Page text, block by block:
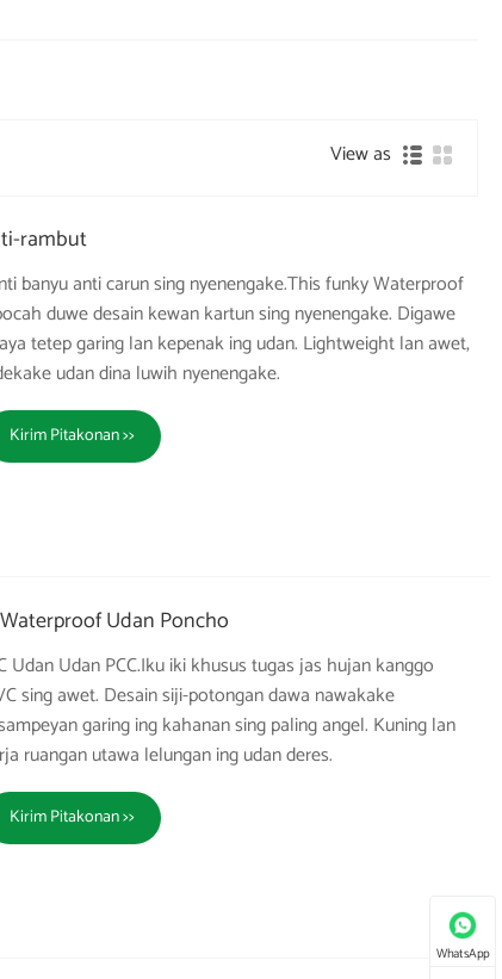
View as
rambut
banyu anti carun sing nyenengake.This funky Waterproof
duwe desain kewan kartun sing nyenengake. Digawe
tetep garing lan kepenak ing udan. Lightweight lan awet,
udan dina luwih nyenengake.
Kirim Pitakonan >>
Udan Poncho
Udan Udan PCC.Iku iki khusus tugas jas hujan kanggo
sing awet. Desain siji-potongan dawa nawakake
garing ing kahanan sing paling angel. Kuning lan
ruangan utawa lelungan ing udan deres.
Kirim Pitakonan >>
WhatsApp